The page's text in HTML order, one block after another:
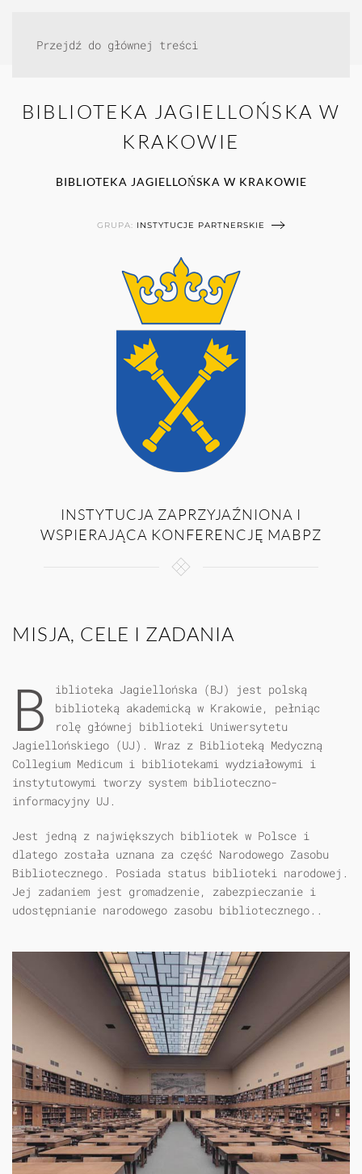
Przejdź do głównej treści
BIBLIOTEKA JAGIELLOŃSKA W
KRAKOWIE
BIBLIOTEKA JAGIELLOŃSKA W KRAKOWIE
GRUPA: INSTYTUCJE PARTNERSKIE
INSTYTUCJA ZAPRZYJAŹNIONA I
WSPIERAJĄCA KONFERENCJĘ MABPZ
MISJA, CELE I ZADANIA
B
iblioteka Jagiellońska (BJ) jest polską
biblioteką akademicką w Krakowie, pełniąc
rolę głównej biblioteki Uniwersytetu
Jagiellońskiego (UJ). Wraz z Biblioteką Medyczną
Collegium Medicum i bibliotekami wydziałowymi i
instytutowymi tworzy system biblioteczno-
informacyjny UJ.
Jest jedną z największych bibliotek w Polsce i
dlatego została uznana za część Narodowego Zasobu
Bibliotecznego. Posiada status biblioteki narodowej.
Jej zadaniem jest gromadzenie, zabezpieczanie i
udostępnianie narodowego zasobu bibliotecznego..